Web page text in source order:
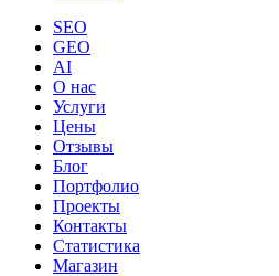
SEO
GEO
AI
О нас
Услуги
Цены
Отзывы
Блог
Портфолио
Проекты
Контакты
Статистика
Магазин